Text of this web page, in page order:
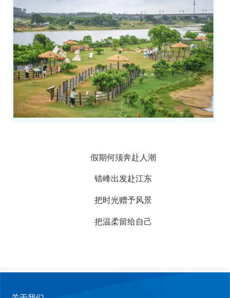
假期何须奔赴人潮
错峰出发赴江东
把时光赠予风景
把温柔留给自己